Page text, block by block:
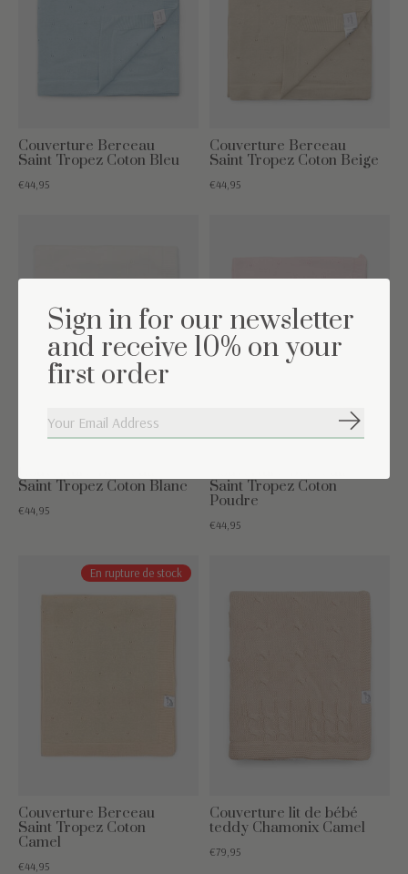
Couverture Berceau
Saint Tropez Coton Bleu
€44,95
Couverture Berceau
Saint Tropez Coton Beige
€44,95
Couverture Berceau
Saint Tropez Coton Blanc
€44,95
Saint Tropez Coton
Poudre
€44,95
En rupture de stock
Couverture Berceau
Saint Tropez Coton
Camel
€44,95
Couverture lit de bébé
teddy Chamonix Camel
€79,95
Sign in for our newsletter
and receive 10% on your
first order
S'abonner